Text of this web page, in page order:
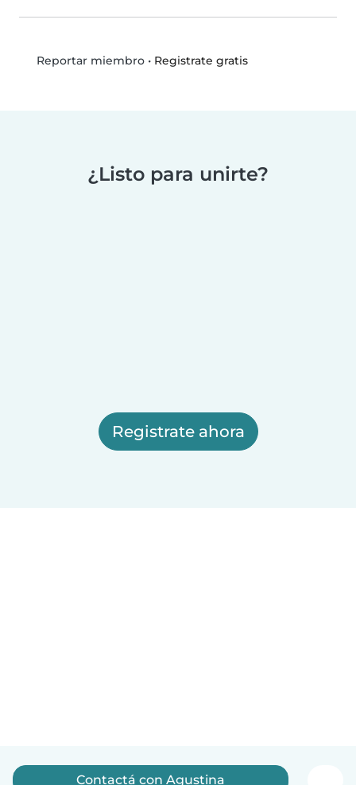
Reportar miembro• Registrate gratis
¿Listo para unirte?
Registrate ahora
Contactá con Agustina